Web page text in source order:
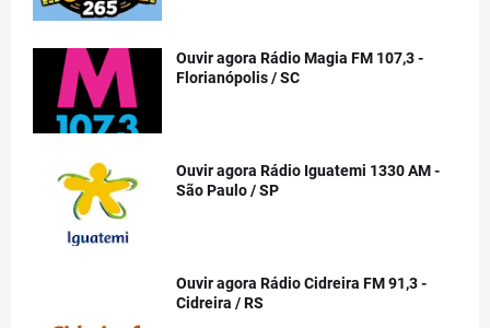
Ouvir agora Rádio Magia FM 107,3 -
Florianópolis / SC
Ouvir agora Rádio Iguatemi 1330 AM -
São Paulo / SP
Ouvir agora Rádio Cidreira FM 91,3 -
Cidreira / RS